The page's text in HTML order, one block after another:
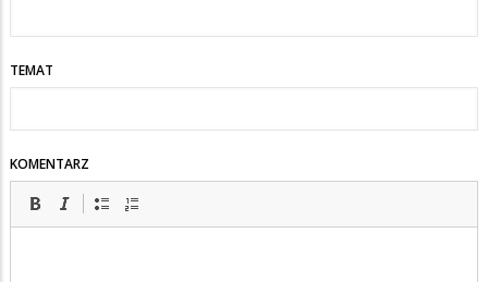
TEMAT
KOMENTARZ